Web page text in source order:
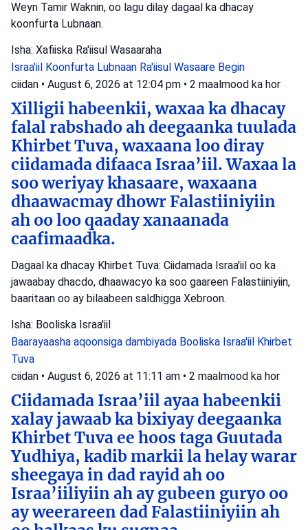
Weyn Tamir Waknin, oo lagu dilay dagaal ka dhacay
koonfurta Lubnaan.
Isha: Xafiiska Ra'iisul Wasaaraha
Israa'iil Koonfurta Lubnaan Ra'iisul Wasaare Begin
ciidan • August 6, 2026 at 12:04 pm • 2 maalmood ka hor
Xilligii habeenkii, waxaa ka dhacay
falal rabshado ah deegaanka tuulada
Khirbet Tuva, waxaana loo diray
ciidamada difaaca Israa’iil. Waxaa la
soo weriyay khasaare, waxaana
dhaawacmay dhowr Falastiiniyiin
ah oo loo qaaday xanaanada
caafimaadka.
Dagaal ka dhacay Khirbet Tuva: Ciidamada Israa'iil oo ka
jawaabay dhacdo, dhaawacyo ka soo gaareen Falastiiniyiin,
baaritaan oo ay bilaabeen saldhigga Xebroon.
Isha: Booliska Israa'iil
Baarayaasha aqoonsiga dambiyada Booliska Israa'iil Khirbet
Tuva
ciidan • August 6, 2026 at 11:11 am • 2 maalmood ka hor
Ciidamada Israa’iil ayaa habeenkii
xalay jawaab ka bixiyay deegaanka
Khirbet Tuva ee hoos taga Guutada
Yudhiya, kadib markii la helay warar
sheegaya in dad rayid ah oo
Israa’iiliyiin ah ay gubeen guryo oo
ay weerareen dad Falastiiniyiin ah